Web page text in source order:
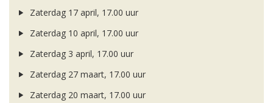
Zaterdag 17 april, 17.00 uur
Zaterdag 10 april, 17.00 uur
Zaterdag 3 april, 17.00 uur
Zaterdag 27 maart, 17.00 uur
Zaterdag 20 maart, 17.00 uur